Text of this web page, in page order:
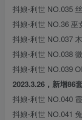
抖娘-利世 NO.035
抖娘-利世 NO.36 巫
抖娘-利世 NO.037
抖娘-利世 NO.038
抖娘-利世 NO.039
2023.3.26，新增86
抖娘-利世 NO.040
抖娘-利世 NO.041